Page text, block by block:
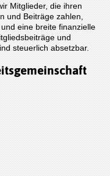
Mitglieder, die ihren
und Beiträge zahlen,
eine breite finanzielle
und
steuerlich absetzbar.